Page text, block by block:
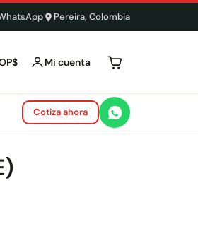
Pereira, Colombia
Mi cuenta Tu carrito está
Cotiza ahora